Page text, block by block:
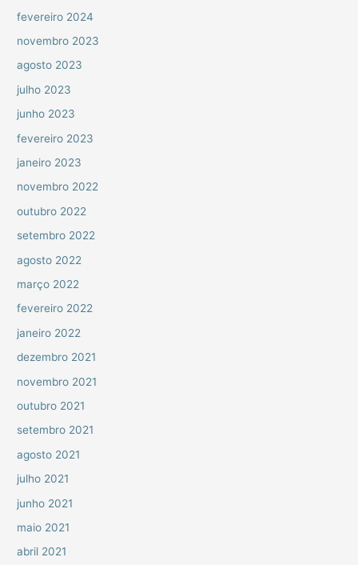
fevereiro 2024
novembro 2023
agosto 2023
julho 2023
junho 2023
fevereiro 2023
janeiro 2023
novembro 2022
outubro 2022
setembro 2022
agosto 2022
março 2022
fevereiro 2022
janeiro 2022
dezembro 2021
novembro 2021
outubro 2021
setembro 2021
agosto 2021
julho 2021
junho 2021
maio 2021
abril 2021